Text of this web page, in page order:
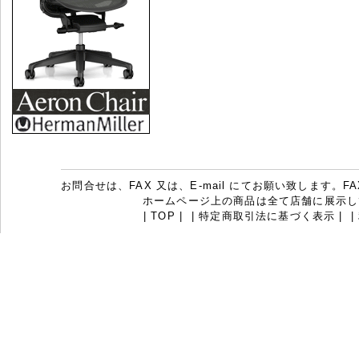
お問合せは、FAX 又は、E-mail にてお願い致します。
ホームページ上の商品は全て店舗に展示
|TOP |特定商取引法に基づく表示 |